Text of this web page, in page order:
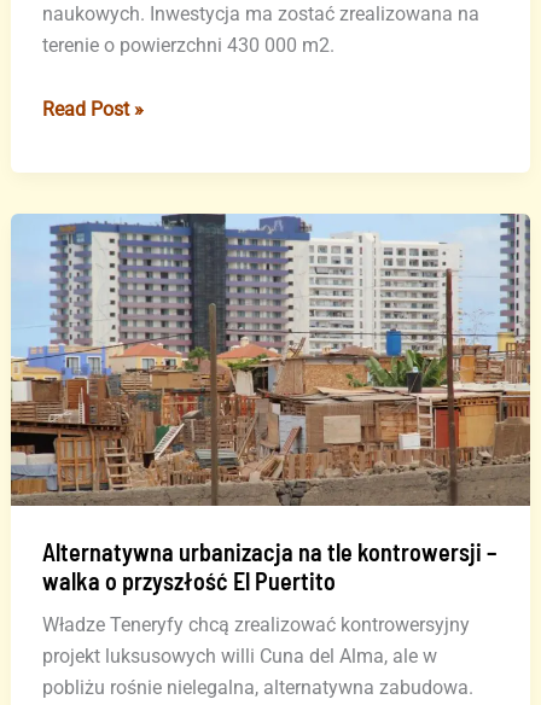
naukowych. Inwestycja ma zostać zrealizowana na
terenie o powierzchni 430 000 m2.
Kontrowersyjny
Cuna
Alma
zatwierdzony
na
Teneryfie
Read Post »
Alternatywna urbanizacja na tle kontrowersji –
walka o przyszłość El Puertito
Władze Teneryfy chcą zrealizować kontrowersyjny
projekt luksusowych willi Cuna del Alma, ale w
pobliżu rośnie nielegalna, alternatywna zabudowa.